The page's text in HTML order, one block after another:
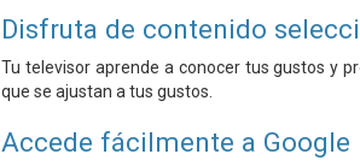
Disfruta de contenido
Tu televisor aprende a conocer tus gustos y
que se ajustan a tus gustos.
Accede fácilmente a